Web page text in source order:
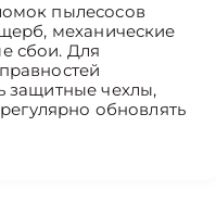
пылесосов
механические
сбои. Для
защитные чехлы,
обновлять